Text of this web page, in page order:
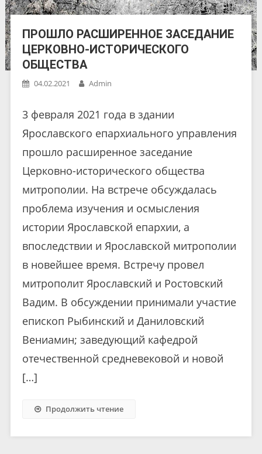
ПРОШЛО РАСШИРЕННОЕ ЗАСЕДАНИЕ
ЦЕРКОВНО-ИСТОРИЧЕСКОГО
ОБЩЕСТВА
04.02.2021 Admin
3 февраля 2021 года в здании
Ярославского епархиального управления
прошло расширенное заседание
Церковно-исторического общества
митрополии. На встрече обсуждалась
проблема изучения и осмысления
истории Ярославской епархии, а
впоследствии и Ярославской митрополии
в новейшее время. Встречу провел
митрополит Ярославский и Ростовский
Вадим. В обсуждении принимали участие
епископ Рыбинский и Даниловский
Вениамин; заведующий кафедрой
отечественной средневековой и новой
[…]
Продолжить чтение